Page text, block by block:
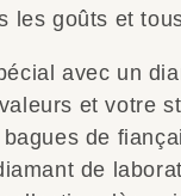
les goûts et
avec un
et votre
de
de